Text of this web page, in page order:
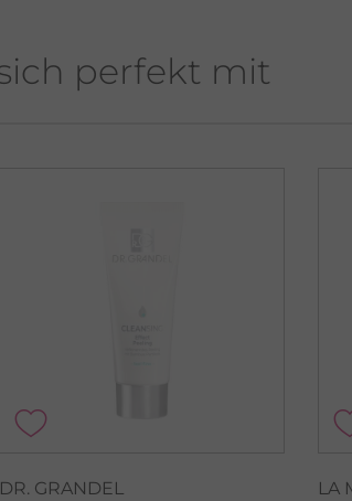
perfekt mit
DR. GRANDEL LA